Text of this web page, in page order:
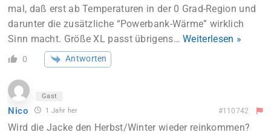
mal, daß erst ab Temperaturen in der 0 Grad-Region und
darunter die zusätzliche “Powerbank-Wärme” wirklich
Sinn macht. Größe XL passt übrigens…Weiterlesen »
0 Antworten
Gast
Nico 1 Jahr her #110742
Wird die Jacke den Herbst/Winter wieder reinkommen?